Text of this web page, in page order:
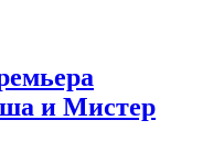
и Мистер